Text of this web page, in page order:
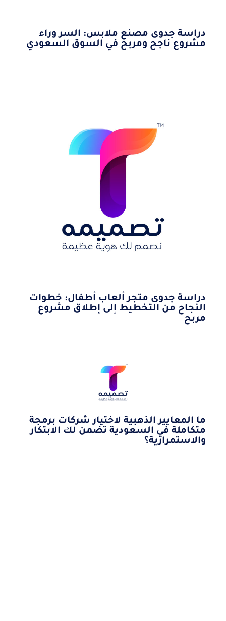
دراسة جدوى مصنع ملابس: السر وراء
مشروع ناجح ومربح في السوق السعودي
دراسة جدوى متجر ألعاب أطفال: خطوات
النجاح من التخطيط إلى إطلاق مشروع
مربح
ما المعايير الذهبية لاختيار شركات برمجة
متكاملة في السعودية تضمن لك الابتكار
والاستمرارية؟